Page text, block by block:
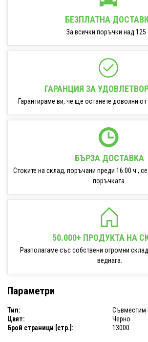
БЕЗПЛАТНА
За всички поръчки над 125
ГАРАНЦИЯ ЗА
Гарантираме ви, че ще останете доволни
БЪРЗА ДОСТАВКА
Стоките на склад, поръчани преди 16:00 ч.,
поръчката.
50.000+ ПРОДУКТА НА
Разполагаме със собствени огромни
веднага.
Параметри
Тип:
Съвместим
Цвят:
Черно
Брой страници [стр.]:
13000